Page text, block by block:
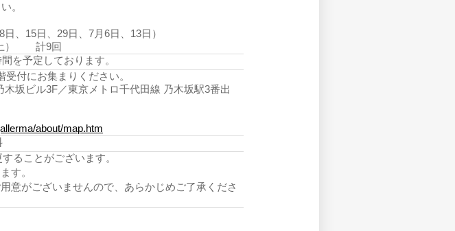
。
、15日、29日、7月6日、13日）
土） 計9回
を予定しております。
付にお集まりください。
坂ビル3F／東京メトロ千代田線 乃木坂駅3番出
about/map.htm
ることがございます。
す。
意がございませんので、あらかじめご了承くださ